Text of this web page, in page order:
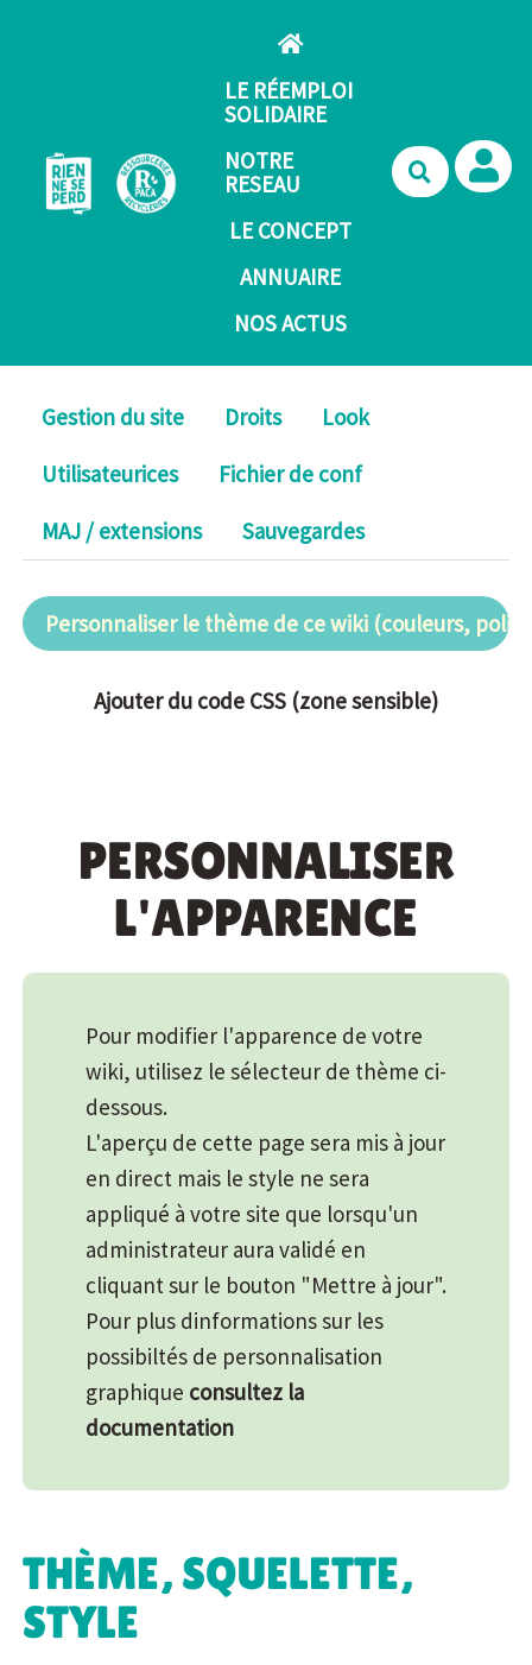
LE RÉEMPLOI
SOLIDAIRE
NOTRE
RESEAU
LE CONCEPT
ANNUAIRE
NOS ACTUS
Gestion du site Droits
Look
Utilisateurices
Fichier de conf
MAJ / extensions
Sauvegardes
Personnaliser le thème de ce wiki (couleurs,
Ajouter du code CSS (zone sensible)
PERSONNALISER
L'APPARENCE
Pour modifier l'apparence de votre
wiki, utilisez le sélecteur de thème ci-
dessous.
L'aperçu de cette page sera mis à jour
en direct mais le style ne sera
appliqué à votre site que lorsqu'un
administrateur aura validé en
cliquant sur le bouton "Mettre à jour".
Pour plus dinformations sur les
possibiltés de personnalisation
graphique consultez la
documentation
THÈME, SQUELETTE,
STYLE